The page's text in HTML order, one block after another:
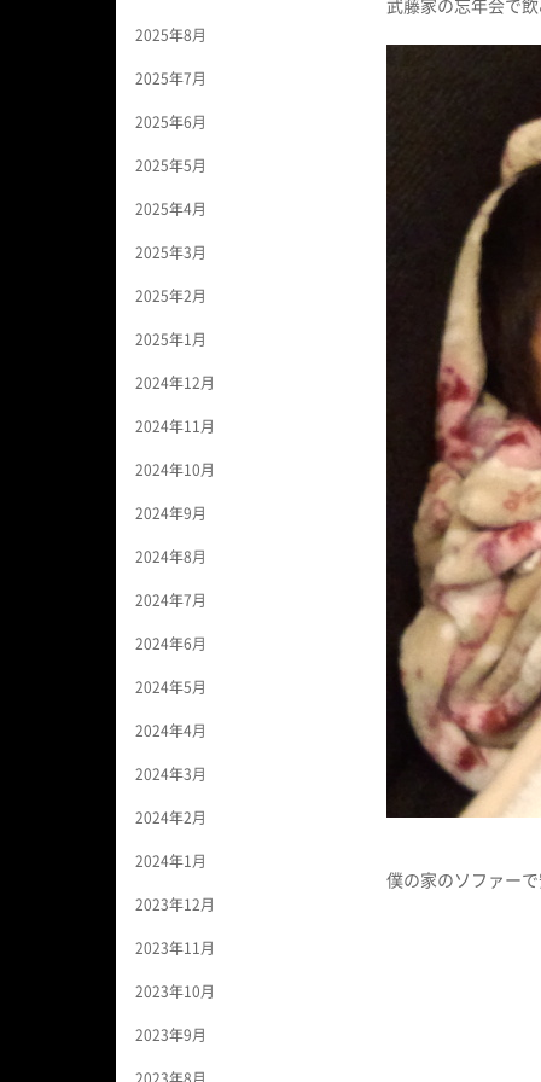
2025年8月
2025年7月
2025年6月
2025年5月
2025年4月
2025年3月
2025年2月
2025年1月
2024年12月
2024年11月
2024年10月
2024年9月
2024年8月
2024年7月
2024年6月
2024年5月
2024年4月
2024年3月
2024年2月
2024年1月
2023年12月
2023年11月
2023年10月
2023年9月
2023年8月
武藤家の忘年会で
僕の家のソファー